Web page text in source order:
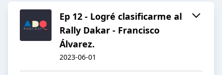
Ep 12 - Logré clasificarme al
Rally Dakar - Francisco
Álvarez.
2023-06-01